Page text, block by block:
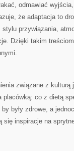
odmawiać
że adaptacja to
przywiązania,
Dzięki takim
związane z
placówką: co z dietą
były zdrowe, a
się inspiracje na